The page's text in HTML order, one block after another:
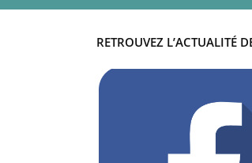
RETROUVEZ L’ACTUALITÉ